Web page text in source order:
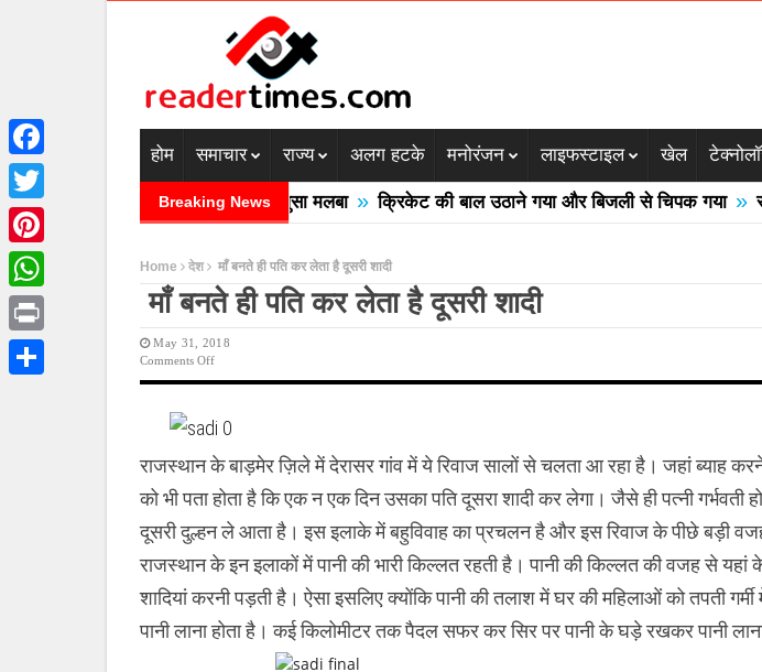
होम समाचार राज्य अलग हटके मनोरंजन लाइफस्टाइल खेल
Breaking News
बादल फटने से तीन की मौत घरों में घुसा मलबा » क्रिकेट की बाल उठाने गया और बिजली से चिपक गया »
Home देश माँ बनते ही पति कर लेता है दूसरी शादी
माँ बनते ही पति कर लेता है दूसरी शादी
May 31, 2018
Comments OffOn
पति
लेता
दूसरी
राजस्थान के बाड़मेर ज़िले में देरासर गांव में ये रिवाज सालों से चलता आ रहा है। जहां ब्याह
को भी पता होता है कि एक न एक दिन उसका पति दूसरा शादी कर लेगा। जैसे ही पत्नी गर्भवती
दूसरी दुल्हन ले आता है। इस इलाके में बहुविवाह का प्रचलन है और इस रिवाज के पीछे बड़ी
राजस्थान के इन इलाकों में पानी की भारी किल्लत रहती है। पानी की किल्लत की वजह से यहां
शादियां करनी पड़ती है। ऐसा इसलिए क्योंकि पानी की तलाश में घर की महिलाओं को तपती
पानी लाना होता है। कई किलोमीटर तक पैदल सफर कर सिर पर पानी के घड़े रखकर पानी
Facebook
Twitter
Pinterest
WhatsApp
Print